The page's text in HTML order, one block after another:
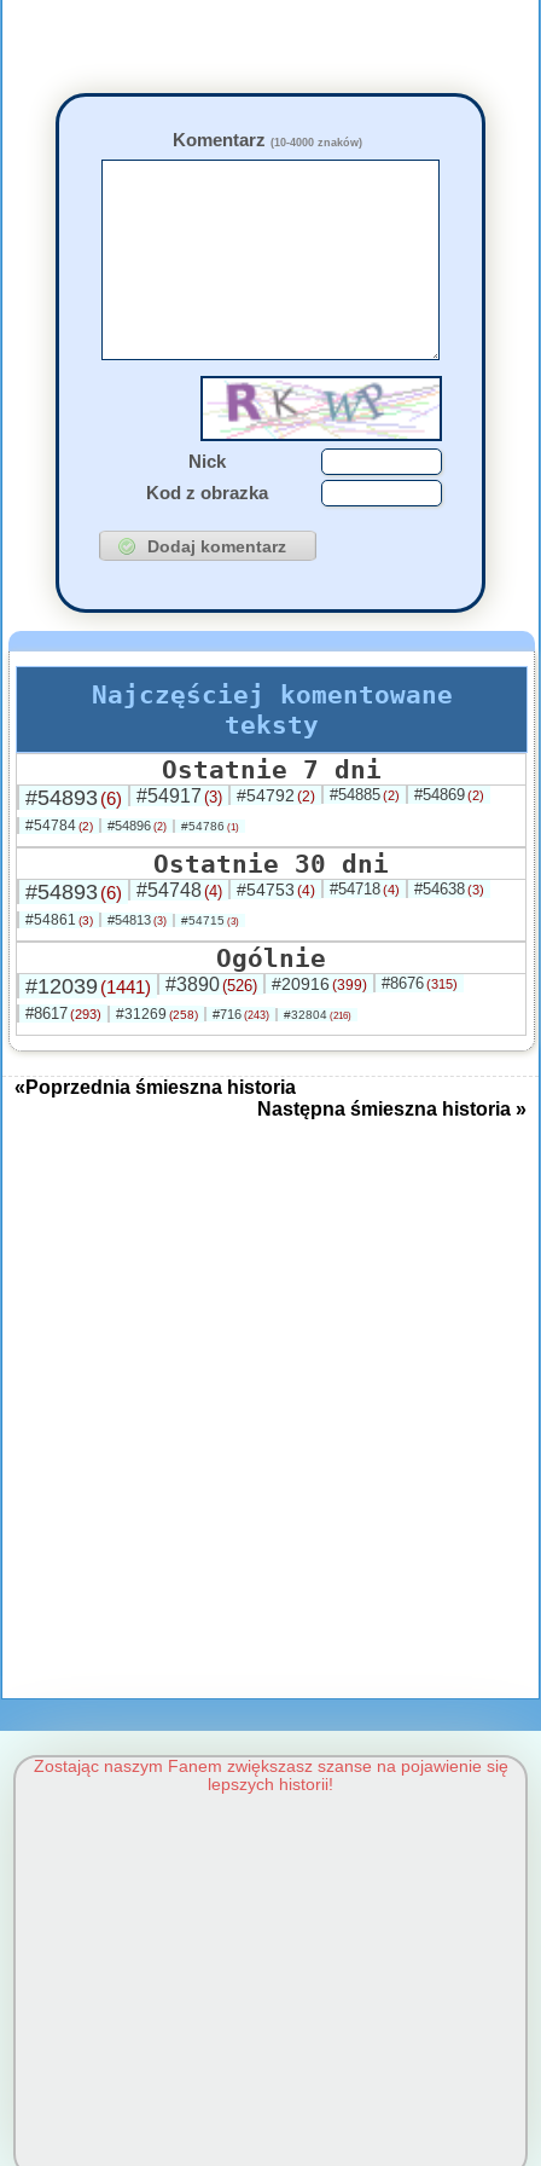
Komentarz (10-4000 znaków)
Nick
Kod z obrazka
Najczęściej komentowane
teksty
Ostatnie 7 dni
#54893(6) #54917 (3) #54792 (2) #54885(2) #54869(2)
#54784(2) #54896 (2) #54786 (1)
Ostatnie 30 dni
#54893(6) #54748(4) #54753 (4) #54718(4) #54638(3)
#54861 (3) #54813 (3) #54715 (3)
Ogólnie
#12039(1441) #3890(526) #20916 (399) #8676(315)
#8617(293) #31269 (258) #716 (243) #32804 (216)
«Poprzednia śmieszna historia
Następna śmieszna historia »
Zostając naszym Fanem zwiększasz szanse na pojawienie się
lepszych historii!